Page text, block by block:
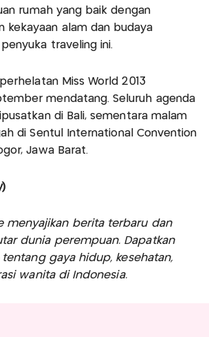
rumah yang baik dengan
kekayaan alam dan budaya
penyuka traveling ini.
Miss World 2013
mendatang. Seluruh agenda
di Bali, sementara malam
di Sentul International Convention
Jawa Barat.
menyajikan berita terbaru dan
dunia perempuan. Dapatkan
gaya hidup, kesehatan,
wanita di Indonesia.